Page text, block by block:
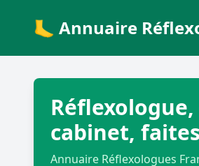
🦶 Annuaire
cabinet,
Annuaire Réflexologues